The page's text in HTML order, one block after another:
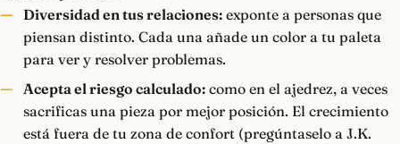
Diversidad en tus relaciones:exponte a personas que
piensan distinto. Cada una añade un color a tu paleta
para ver y resolver problemas.
Acepta el riesgo calculado:como en el ajedrez, a veces
sacrificas una pieza por mejor posición. El crecimiento
está fuera de tu zona de confort (pregúntaselo a J.K.